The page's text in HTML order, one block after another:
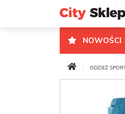
NOWOŚCI
ODZIEŻ